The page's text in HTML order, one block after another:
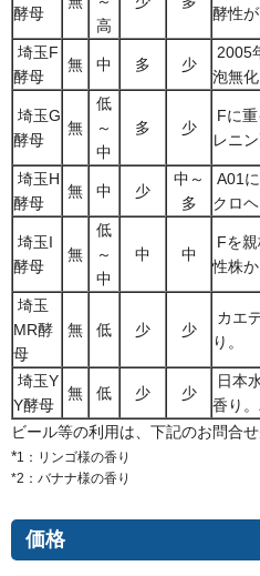
酵母
高
酵性が
埼玉F
酵母
無 中 多 少
2005
泡無
埼玉G
酵母
無
低
～
中
多 少
Fに
レニ
埼玉H
酵母
無 中 少
中～
多
A01
クロ
埼玉I
酵母
無
低
～
中
中 中
Fを
性株
埼玉
MR酵
母
無 低 少 少
カエ
り。
埼玉Y
Y酵母
無 低 少 少
日本
香り
ビール等の利用は、下記のお問合
*1：リンゴ様の香り
*2：バナナ様の香り
価格